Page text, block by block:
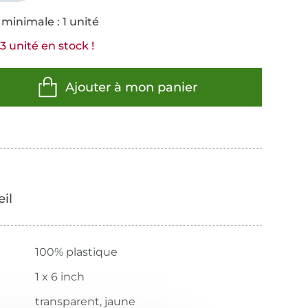
: 1 unité
unité en stock !
Ajouter à mon panier
100% plastique
1 x 6 inch
transparent, jaune